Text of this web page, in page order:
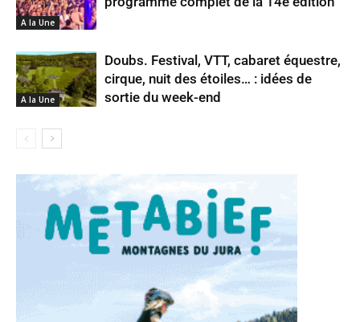
A la Une
A la Une
Doubs. Festival, VTT, cabaret équestre,
cirque, nuit des étoiles… : idées de
sortie du week-end